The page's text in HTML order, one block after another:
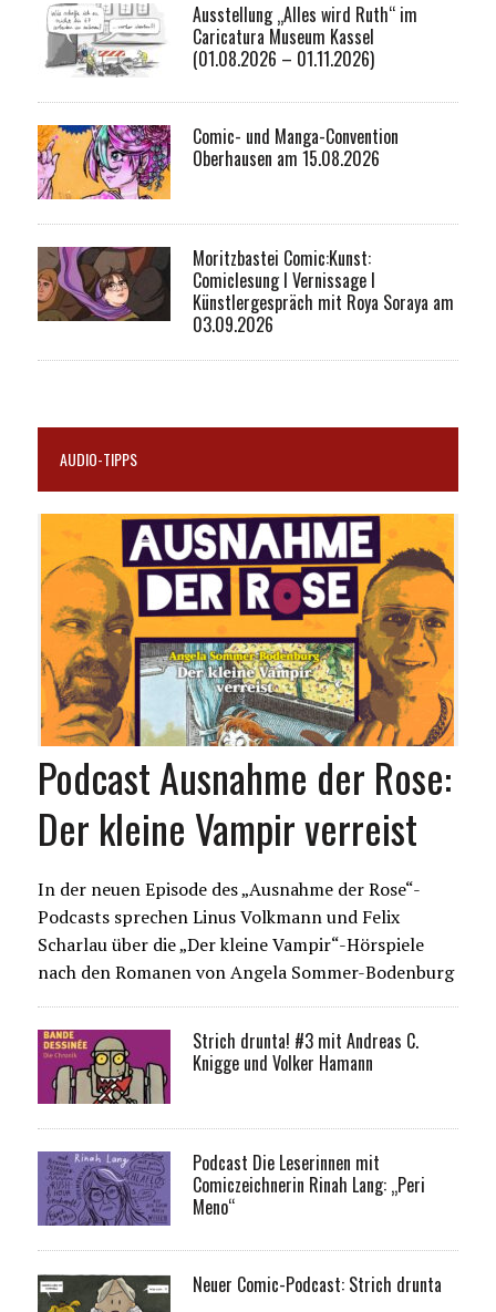
Ausstellung „Alles wird Ruth“ im
Caricatura Museum Kassel
(01.08.2026 – 01.11.2026)
Comic- und Manga-Convention
Oberhausen am 15.08.2026
Moritzbastei Comic:Kunst:
Comiclesung I Vernissage I
Künstlergespräch mit Roya Soraya am
03.09.2026
AUDIO-TIPPS
Podcast Ausnahme der Rose:
Der kleine Vampir verreist
In der neuen Episode des „Ausnahme der Rose“-
Podcasts sprechen Linus Volkmann und Felix
Scharlau über die „Der kleine Vampir“-Hörspiele
nach den Romanen von Angela Sommer-Bodenburg
Strich drunta! #3 mit Andreas C.
Knigge und Volker Hamann
Podcast Die Leserinnen mit
Comiczeichnerin Rinah Lang: „Peri
Meno“
Neuer Comic-Podcast: Strich drunta